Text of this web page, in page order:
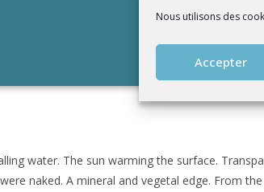
Nous utilisons des
Accepter
water. The sun warming the surface.
naked. A mineral and vegetal edge. From